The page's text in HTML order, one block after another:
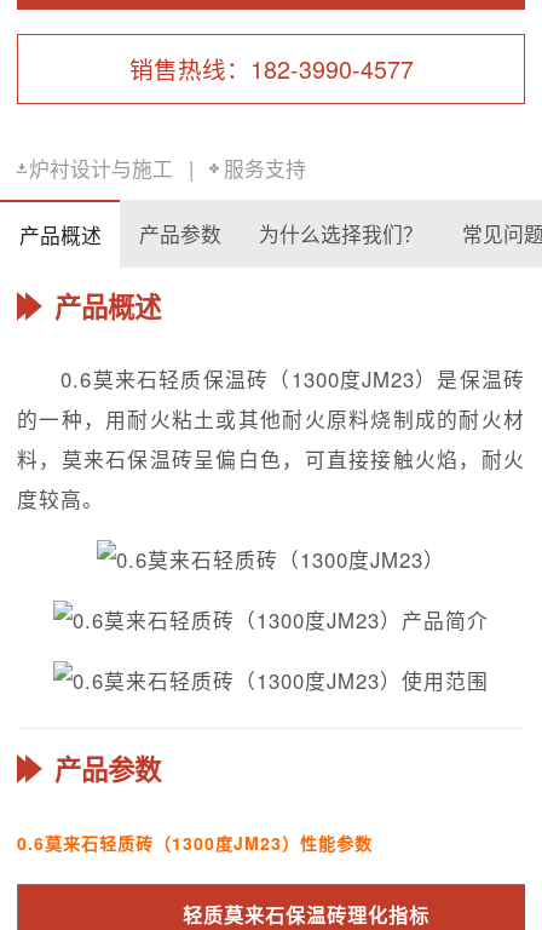
销售热线：182-3990-4577
炉衬设计与施工 | 服务支持
产品概述 产品参数 为什么选择我们？ 常见问
产品概述
0.6莫来石轻质保温砖（1300度JM23）是保温砖
的一种，用耐火粘土或其他耐火原料烧制成的耐火材
料，莫来石保温砖呈偏白色，可直接接触火焰，耐火
度较高。
产品参数
0.6莫来石轻质砖（1300度JM23）性能参数
轻质莫来石保温砖理化指标